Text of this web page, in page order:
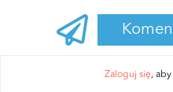
Zaloguj się,